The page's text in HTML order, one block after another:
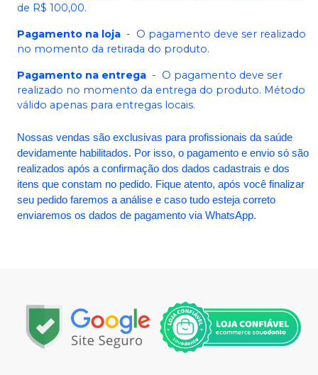
de R$ 100,00.
Pagamento na loja - O pagamento deve ser realizado
no momento da retirada do produto.
Pagamento na entrega - O pagamento deve ser
realizado no momento da entrega do produto. Método
válido apenas para entregas locais.
Nossas vendas são exclusivas para profissionais da saúde
devidamente habilitados. Por isso, o pagamento e envio só são
realizados após a confirmação dos dados cadastrais e dos
itens que constam no pedido. Fique atento, após você finalizar
seu pedido faremos a análise e caso tudo esteja correto
enviaremos os dados de pagamento via WhatsApp.